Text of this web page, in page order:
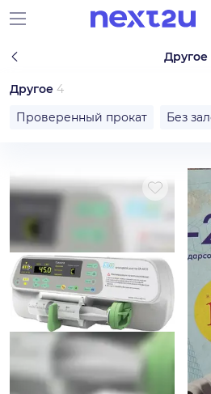
Другое
Другое 4
Проверенный прокат
Без